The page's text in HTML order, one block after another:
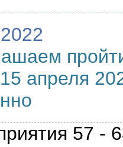
апреля
57 -